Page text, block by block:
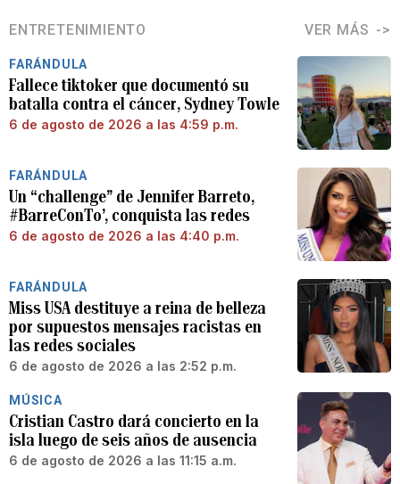
ENTRETENIMIENTO VER MÁS
FARÁNDULA
Fallece tiktoker que documentó su
batalla contra el cáncer, Sydney Towle
6 de agosto de 2026 a las 4:59 p.m.
FARÁNDULA
Un “challenge” de Jennifer Barreto,
#BarreConTo’, conquista las redes
6 de agosto de 2026 a las 4:40 p.m.
FARÁNDULA
Miss USA destituye a reina de belleza
por supuestos mensajes racistas en
las redes sociales
6 de agosto de 2026 a las 2:52 p.m.
MÚSICA
Cristian Castro dará concierto en la
isla luego de seis años de ausencia
6 de agosto de 2026 a las 11:15 a.m.